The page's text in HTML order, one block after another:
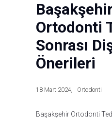
Ortodonti
Sonrası
Önerileri
18 Mart 2024 Ortodonti
Başakşehir Ortodonti